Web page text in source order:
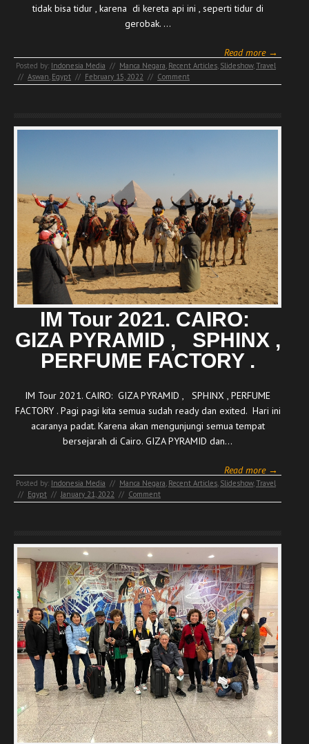
tidak bisa tidur , karena di kereta api ini , seperti tidur di
gerobak. …
Read more →
Posted by: Indonesia Media // Manca Negara Recent Articles Slideshow, Travel
// Aswan Egypt // February 15, 2022 // Comment
IM Tour 2021. CAIRO:
GIZA PYRAMID , SPHINX ,
PERFUME FACTORY .
IM Tour 2021. CAIRO: GIZA PYRAMID , SPHINX , PERFUME
FACTORY . Pagi pagi kita semua sudah ready dan exited. Hari ini
acaranya padat. Karena akan mengunjungi semua tempat
bersejarah di Cairo. GIZA PYRAMID dan…
Read more →
Posted by: Indonesia Media // Manca Negara Recent Articles Slideshow, Travel
// Egypt // January 21, 2022 // Comment